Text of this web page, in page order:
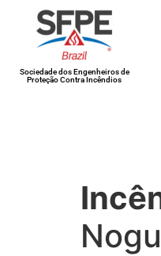
Sociedade dos Engenheiros de
Proteção Contra Incêndios